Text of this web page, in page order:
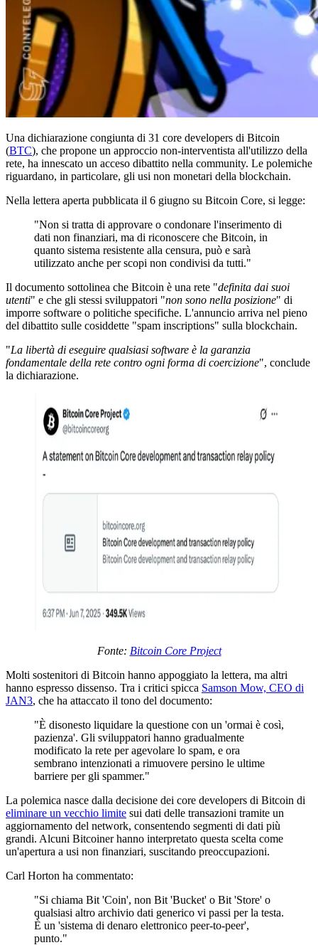
Una dichiarazione congiunta di 31 core developers di Bitcoin
(BTC), che propone un approccio non-interventista all'utilizzo della
rete, ha innescato un acceso dibattito nella community. Le polemiche
riguardano, in particolare, gli usi non monetari della blockchain.
Nella lettera aperta pubblicata il 6 giugno su Bitcoin Core, si legge:
"Non si tratta di approvare o condonare l'inserimento di
dati non finanziari, ma di riconoscere che Bitcoin, in
quanto sistema resistente alla censura, può e sarà
utilizzato anche per scopi non condivisi da tutti."
Il documento sottolinea che Bitcoin è una rete "definita dai suoi
utenti" e che gli stessi sviluppatori "non sono nella posizione" di
imporre software o politiche specifiche. L'annuncio arriva nel pieno
del dibattito sulle cosiddette "spam inscriptions" sulla blockchain.
"La libertà di eseguire qualsiasi software è la garanzia
fondamentale della rete contro ogni forma di coercizione", conclude
la dichiarazione.
Fonte: Bitcoin Core Project
Molti sostenitori di Bitcoin hanno appoggiato la lettera, ma altri
hanno espresso dissenso. Tra i critici spicca Samson Mow, CEO di
JAN3, che ha attaccato il tono del documento:
"È disonesto liquidare la questione con un 'ormai è così,
pazienza'. Gli sviluppatori hanno gradualmente
modificato la rete per agevolare lo spam, e ora
sembrano intenzionati a rimuovere persino le ultime
barriere per gli spammer."
La polemica nasce dalla decisione dei core developers di Bitcoin di
eliminare un vecchio limite sui dati delle transazioni tramite un
aggiornamento del network, consentendo segmenti di dati più
grandi. Alcuni Bitcoiner hanno interpretato questa scelta come
un'apertura a usi non finanziari, suscitando preoccupazioni.
Carl Horton ha commentato:
"Si chiama Bit 'Coin', non Bit 'Bucket' o Bit 'Store' o
qualsiasi altro archivio dati generico vi passi per la testa.
È un 'sistema di denaro elettronico peer-to-peer',
punto."